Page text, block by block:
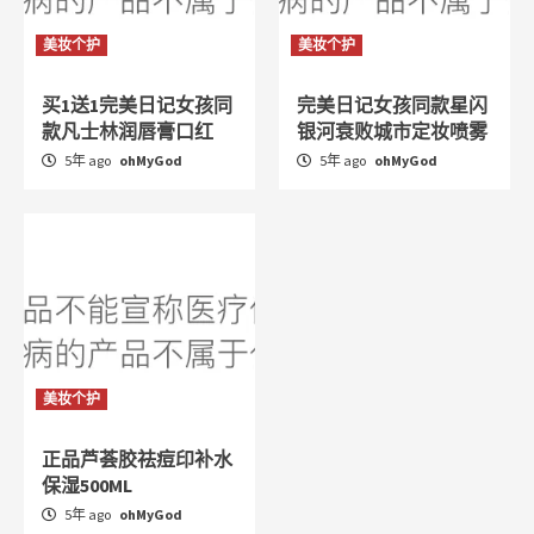
美妆个护
买1送1完美日记女孩同
款凡士林润唇膏口红
5年 ago ohMyGod
美妆个护
完美日记女孩同款星闪
银河衰败城市定妆喷雾
5年 ago ohMyGod
美妆个护
正品芦荟胶祛痘印补水
保湿500ML
5年 ago ohMyGod